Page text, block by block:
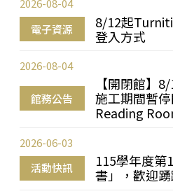
電子資源
8/12起
登入方式
2026-08-04
館務公告
【開閉館】
施工期間暫
Reading
2026-08-04
活動快訊
115學年度第
書」，歡迎
2026-06-03